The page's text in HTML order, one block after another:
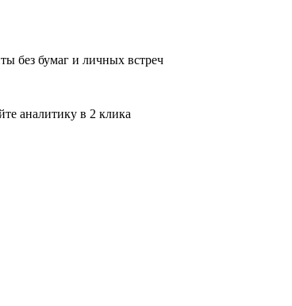
без бумаг и личных встреч
аналитику в 2 клика